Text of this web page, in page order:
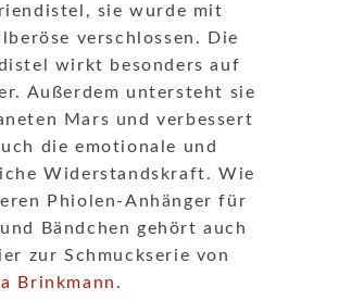
sie wurde mit
verschlossen. Die
wirkt besonders auf
Außerdem untersteht sie
Mars und verbessert
die emotionale und
Widerstandskraft. Wie
Phiolen-Anhänger für
Bändchen gehört auch
zur Schmuckserie von
Brinkmann .